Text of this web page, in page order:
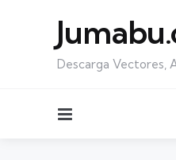
Descarga Vectores,